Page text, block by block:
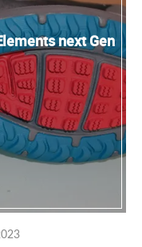
next Gen